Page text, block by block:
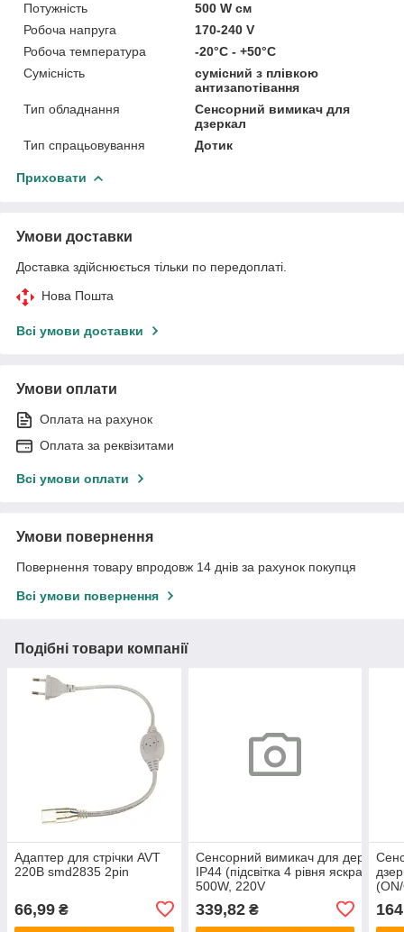
Потужність
500 W см
Робоча напруга
170-240 V
Робоча температура
-20°С - +50°С
Сумісність
сумісний з плівкою
антизапотівання
Тип обладнання
Сенсорний вимикач для
дзеркал
Тип спрацьовування
Дотик
Приховати
Умови доставки
Доставка здійснюється тільки по передоплаті.
Нова Пошта
Всі умови доставки
Умови оплати
Оплата на рахунок
Оплата за реквізитами
Всі умови оплати
Умови повернення
Повернення товару впродовж 14 днів за рахунок покупця
Всі умови повернення
Подібні товари компанії
Адаптер для стрічки AVT
220В smd2835 2pin
66,99 ₴
Сенсорний вимикач для
IP44 (підсвітка 4 рівня яскравості)
500W, 220V
339,82₴